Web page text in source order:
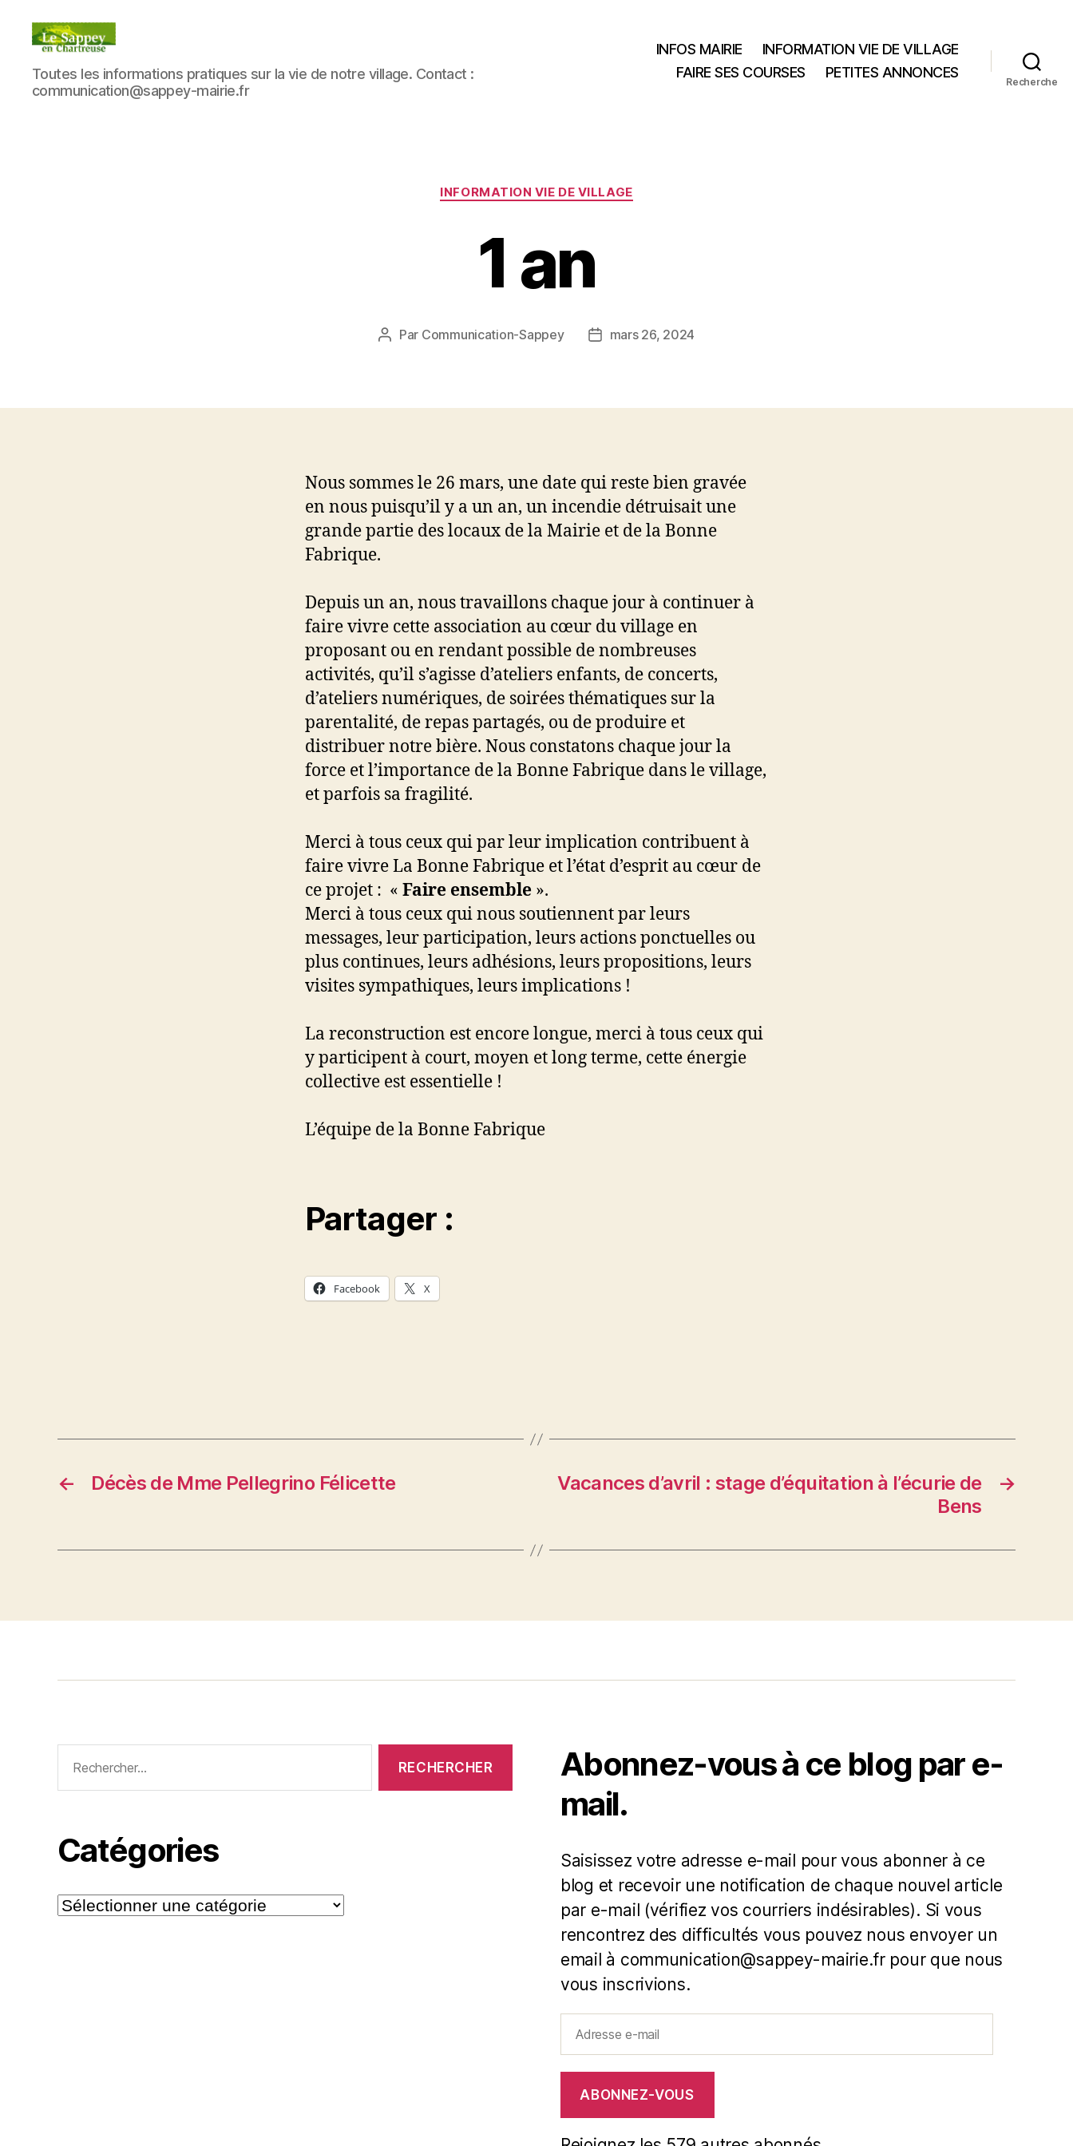
Blog
du
sappey
Toutes les informations pratiques sur la vie de notre village. Contact :
communication@sappey-mairie.fr
INFOS MAIRIE
INFORMATION VIE DE VILLAGE
FAIRE SES COURSES
PETITES ANNONCES
Recherche
Catégories
INFORMATION VIE DE VILLAGE
1 an
Auteur
Par Communication-Sappey
Datemars 26, 2024
Nous sommes le 26 mars, une date qui reste bien gravée
en nous puisqu’il y a un an, un incendie détruisait une
grande partie des locaux de la Mairie et de la Bonne
Fabrique.
Depuis un an, nous travaillons chaque jour à continuer à
faire vivre cette association au cœur du village en
proposant ou en rendant possible de nombreuses
activités, qu’il s’agisse d’ateliers enfants, de concerts,
d’ateliers numériques, de soirées thématiques sur la
parentalité, de repas partagés, ou de produire et
distribuer notre bière. Nous constatons chaque jour la
force et l’importance de la Bonne Fabrique dans le village,
et parfois sa fragilité.
Merci à tous ceux qui par leur implication contribuent à
faire vivre La Bonne Fabrique et l’état d’esprit au cœur de
ce projet : « Faire ensemble ».
Merci à tous ceux qui nous soutiennent par leurs
messages, leur participation, leurs actions ponctuelles ou
plus continues, leurs adhésions, leurs propositions, leurs
visites sympathiques, leurs implications !
La reconstruction est encore longue, merci à tous ceux qui
y participent à court, moyen et long terme, cette énergie
collective est essentielle !
L’équipe de la Bonne Fabrique
Partager :
Facebook X
← Décès de Mme Pellegrino Félicette →
Vacances d’avril : stage d’équitation à l’écurie de
Bens
Catégories
Catégories
Abonnez-vous à ce blog par e-
mail.
Saisissez votre adresse e-mail pour vous abonner à ce
blog et recevoir une notification de chaque nouvel article
par e-mail (vérifiez vos courriers indésirables). Si vous
rencontrez des difficultés vous pouvez nous envoyer un
email à communication@sappey-mairie.fr pour que nous
vous inscrivions.
ABONNEZ-VOUS